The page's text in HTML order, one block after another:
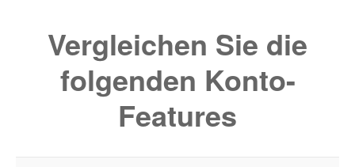
Vergleichen Sie die
folgenden Konto-
Features